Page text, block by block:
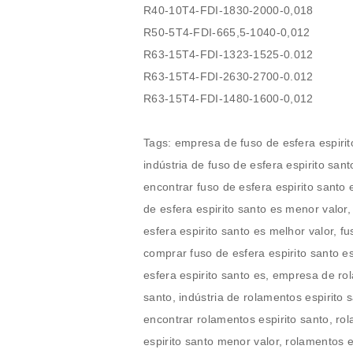
R40-10T4-FDI-1830-2000-0,018
R50-5T4-FDI-665,5-1040-0,012
R63-15T4-FDI-1323-1525-0.012
R63-15T4-FDI-2630-2700-0.012
R63-15T4-FDI-1480-1600-0,012
Tags: empresa de fuso de esfera espirito santo es, fabricante de fuso de esfera espirito santo es, indústria de fuso de esfera espirito santo es, distribuidor de fuso de esfera espirito santo es, onde encontrar fuso de esfera espirito santo es, fuso de esfera espirito santo es onde encontrar, fuso de esfera espirito santo es menor valor, fuso de esfera espirito santo es menor preço, fuso de esfera espirito santo es melhor valor, fuso de esfera espirito santo es melhor preço, onde comprar fuso de esfera espirito santo es, venda de fuso de esfera espirito santo es, fuso de esfera espirito santo es, empresa de rolamentos espirito santo, fabricante de rolamentos espirito santo, indústria de rolamentos espirito santo, distribuidor de rolamentos espirito santo, onde encontrar rolamentos espirito santo, rolamentos espirito santo onde encontrar, rolamentos espirito santo menor valor, rolamentos espirito santo menor preço, rolamentos espirito santo melhor valor, rolamentos espirito santo melhor preço, onde comprar rolamentos espirito santo, venda de rolamentos espirito santo, rolamentos espirito santo, fusos de esferas hiwin Serra, fusos esferas Serra, fuso de esfera espirito santo cidade Serra, fusos esferico hiwin Serra, fusos de esferas hiwin Vila Velha, fusos esferas Vila Velha, fuso de esfera espirito santo cidade Vila Velha, fusos esferico hiwin Vila Velha, fusos de esferas hiwin Cariacica, fusos esferas Cariacica, fuso de esfera espirito santo cidade Cariacica, fusos esferico hiwin Cariacica, fusos de esferas hiwin Vitória, fusos esferas Vitória, fuso de esfera espirito santo cidade Vitória, fusos esferico hiwin Vitória, fusos de esferas hiwin Cachoeiro de Itapemirim, fusos esferas Cachoeiro de Itapemirim, fuso de esfera espirito santo cidade Cachoeiro de Itapemirim, fusos esferico hiwin Cachoeiro de Itapemirim, fusos de esferas hiwin Linhares, fusos esferas Linhares, fuso de esfera espirito santo cidade Linhares, fusos esferico hiwin Linhares, fusos de esferas hiwin São Mateus, fusos esferas São Mateus, fuso de esfera espirito santo cidade São Mateus, fusos esferico hiwin São Mateus, fusos de esferas hiwin Guarapari, fusos esferas Guarapari, fuso de esfera espirito santo cidade Guarapari, fusos esferico hiwin Guarapari, fusos de esferas hiwin Colatina, fusos esferas Colatina, fuso de esfera espirito santo cidade Colatina, fusos esferico hiwin Colatina, fusos de esferas hiwin Aracruz, fusos esferas Aracruz, fuso de esfera espirito santo cidade Aracruz, fusos esferico hiwin Aracruz, fusos de esferas hiwin Viana, fusos esferas Viana, fuso de esfera espirito santo cidade Viana, fusos esferico hiwin Viana, fusos de esferas hiwin Nova Venécia, fusos esferas Nova Venécia, fuso de esfera espirito santo cidade Nova Venécia, fusos esferico hiwin Nova Venécia, fusos de esferas hiwin Barra de São Francisco, fusos esferas Barra de São Francisco, fuso de esfera espirito santo cidade Barra de São Francisco, fusos esferico hiwin Barra de São Francisco, fusos de esferas hiwin Santa Maria de Jetibá, fusos esferas Santa Maria de Jetibá, fuso de esfera espirito santo cidade Santa Maria de Jetibá, fusos esferico hiwin Santa Maria de Jetibá, fusos de esferas hiwin Marataízes, fusos esferas Marataízes, fuso de esfera espirito santo cidade Marataízes, fusos esferico hiwin Marataízes, fusos de esferas hiwin São Gabriel da Palha, fusos esferas São Gabriel da Palha, fuso de esfera espirito santo cidade São Gabriel da Palha, fusos esferico hiwin São Gabriel da Palha, fusos de esferas hiwin Castelo, fusos esferas Castelo, fuso de esfera espirito santo cidade Castelo, fusos esferico hiwin Castelo, fusos de esferas hiwin Itapemirim, fusos esferas Itapemirim, fuso de esfera espirito santo cidade Itapemirim, fusos esferico hiwin Itapemirim, fusos de esferas hiwin Domingos Martins, fusos esferas Domingos Martins, fuso de esfera espirito santo cidade Domingos Martins, fusos esferico hiwin Domingos Martins, fusos de esferas hiwin Conceição da Barra, fusos esferas Conceição da Barra, fuso de esfera espirito